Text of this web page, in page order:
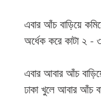
এবার আঁচ বাড়িয়ে
অর্ধেক করে কাটা ২ -
এবার আবার আঁচ
ঢাকা খুলে আবার আঁচ